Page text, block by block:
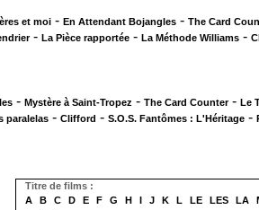
et moi - En Attendant Bojangles - The Card
- La Pièce rapportée - La Méthode Williams -
- Mystère à Saint-Tropez - The Card Counter- Le
paralelas - Clifford - S.O.S. Fantômes : L'Héritage -
Titre de films :
A
B C D E F G H I J K L LE LES LA